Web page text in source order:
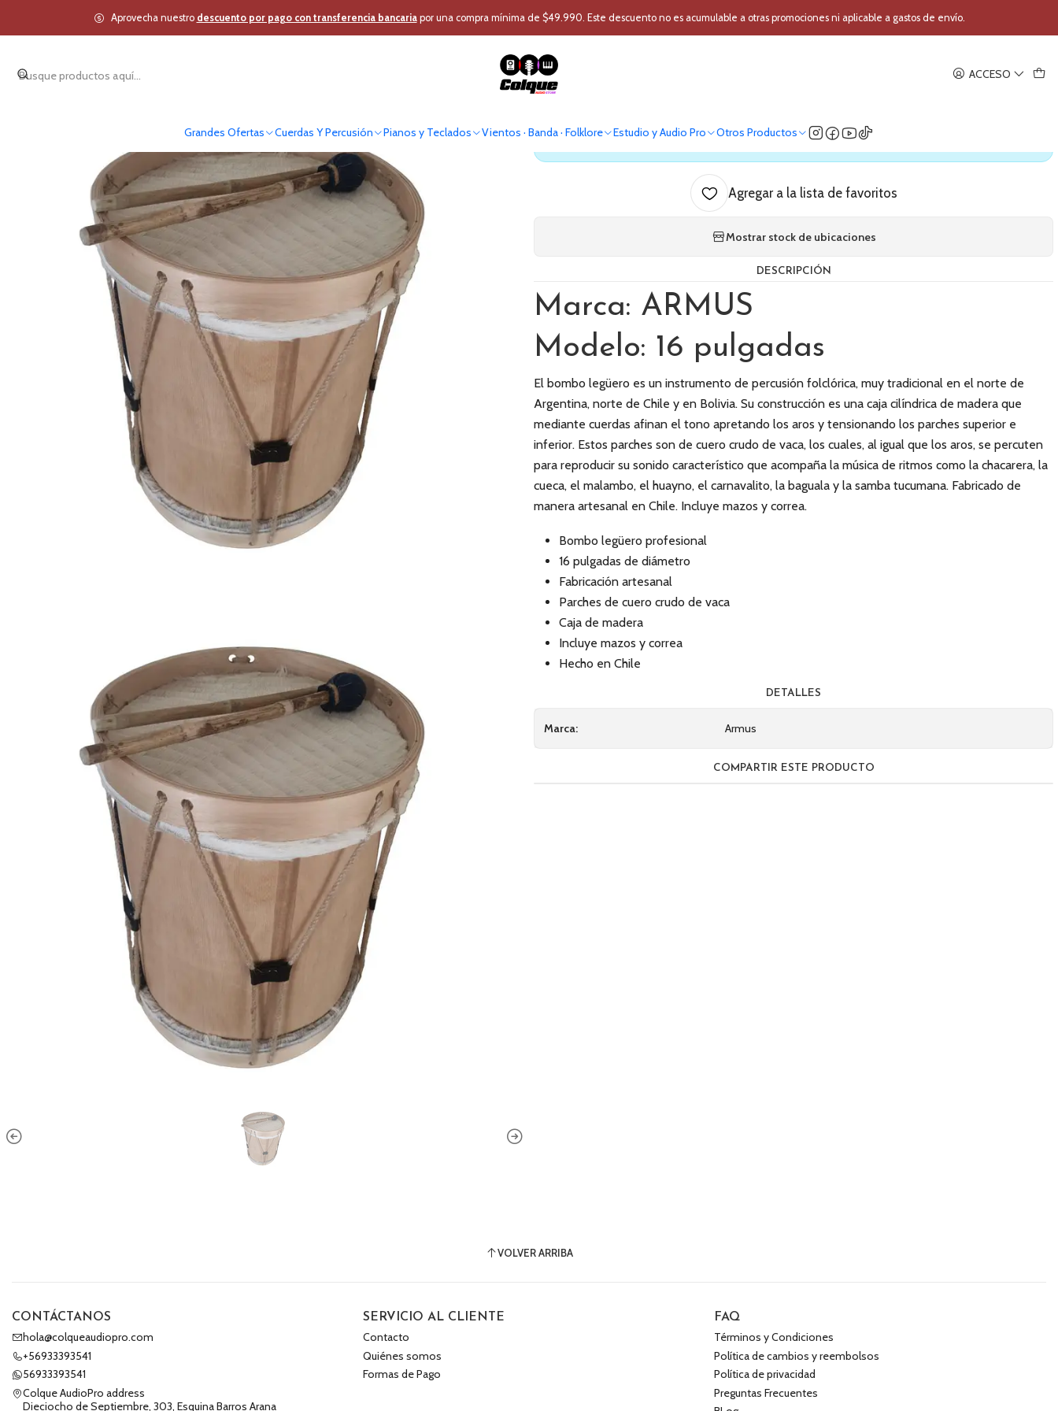
ACCESO
Grandes Ofertas Cuerdas Y Percusión Pianos y Teclados Vientos · Banda · Folklore Estudio y Audio Pro Otros Productos
Aprovecha nuestro descuento por pago con transferencia bancariapor una compra mínima de $49.990. Este descuento no es acumulable a otras promociones ni aplicable a gastos de envío.
Inicio Vientos · Banda · Folklore Instrumento Folklórico Bombo Leguero ARMUS 16 pulgadas
Bombo Leguero ARMUS 16 pulgadas
Antes de comprar verifica nuestro stock
Agregar a la lista de favoritos
Mostrar stock de ubicaciones
DESCRIPCIÓN
Marca: ARMUS
Modelo: 16 pulgadas
El bombo legüero es un instrumento de percusión folclórica, muy tradicional en el norte de
Argentina, norte de Chile y en Bolivia. Su construcción es una caja cilíndrica de madera que
mediante cuerdas afinan el tono apretando los aros y tensionando los parches superior e
inferior. Estos parches son de cuero crudo de vaca, los cuales, al igual que los aros, se percuten
para reproducir su sonido característico que acompaña la música de ritmos como la chacarera, la
cueca, el malambo, el huayno, el carnavalito, la baguala y la samba tucumana. Fabricado de
manera artesanal en Chile. Incluye mazos y correa.
Bombo legüero profesional
16 pulgadas de diámetro
Fabricación artesanal
Parches de cuero crudo de vaca
Caja de madera
Incluye mazos y correa
Hecho en Chile
DETALLES
Marca: Armus
COMPARTIR ESTE PRODUCTO
VOLVER ARRIBA
CONTÁCTANOS
hola@colqueaudiopro.com
+56933393541
56933393541
Colque AudioPro address
Dieciocho de Septiembre, 303, Esquina Barros Arana
SERVICIO AL CLIENTE
Contacto
Quiénes somos
Formas de Pago
FAQ
Términos y Condiciones
Política de cambios y reembolsos
Política de privacidad
Preguntas Frecuentes